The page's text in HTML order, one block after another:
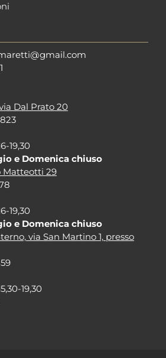
aretti@gmail.com
Dal Prato 20
19,30
e Domenica chiuso
Matteotti 29
19,30
e Domenica chiuso
via San Martino 1, presso
19,30